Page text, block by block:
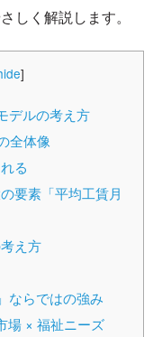
しく解説します。
]
デルの考え方
全体像
る
要素「平均工賃月
え方
ならではの強み
場 × 福祉ニーズ